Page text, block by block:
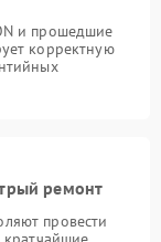
и прошедшие
корректную
ремонт
провести